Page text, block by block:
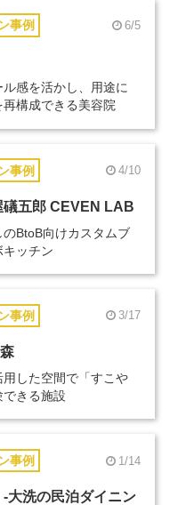
事例 6/5
感を活かし、用途に
再構成できる美容院
事例 4/10
礒五郎 CEVEN LAB
BtoB向けカスタムブ
キッチン
事例 3/17
用した空間で「すこや
きる施設
事例 1/14
大洗の民泊ダイニン